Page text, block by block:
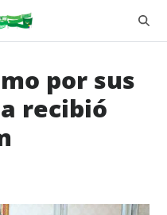
por sus
recibió